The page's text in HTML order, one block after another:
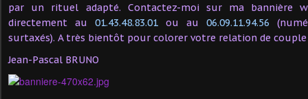
par un rituel adapté. Contactez-moi sur ma bannière
directement au 01.43.48.83.01 ou au 06.09.11.94.56
surtaxés). A très bientôt pour colorer votre relation de
Jean-Pascal BRUNO